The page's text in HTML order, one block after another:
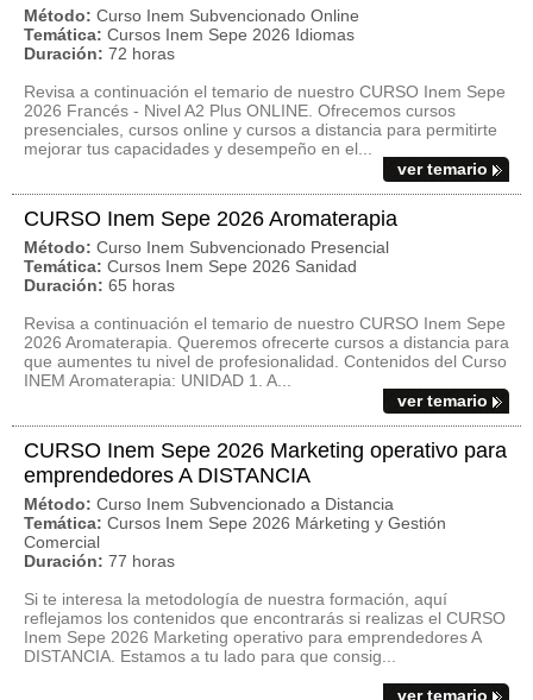
Método: Curso Inem Subvencionado Online
Temática: Cursos Inem Sepe 2026 Idiomas
Duración: 72 horas
Revisa a continuación el temario de nuestro CURSO Inem Sepe
2026 Francés - Nivel A2 Plus ONLINE. Ofrecemos cursos
presenciales, cursos online y cursos a distancia para permitirte
mejorar tus capacidades y desempeño en el...
ver temario
CURSO Inem Sepe 2026 Aromaterapia
Método: Curso Inem Subvencionado Presencial
Temática: Cursos Inem Sepe 2026 Sanidad
Duración: 65 horas
Revisa a continuación el temario de nuestro CURSO Inem Sepe
2026 Aromaterapia. Queremos ofrecerte cursos a distancia para
que aumentes tu nivel de profesionalidad. Contenidos del Curso
INEM Aromaterapia: UNIDAD 1. A...
ver temario
CURSO Inem Sepe 2026 Marketing operativo para
emprendedores A DISTANCIA
Método: Curso Inem Subvencionado a Distancia
Temática: Cursos Inem Sepe 2026 Márketing y Gestión
Comercial
Duración: 77 horas
Si te interesa la metodología de nuestra formación, aquí
reflejamos los contenidos que encontrarás si realizas el CURSO
Inem Sepe 2026 Marketing operativo para emprendedores A
DISTANCIA. Estamos a tu lado para que consig...
ver temario